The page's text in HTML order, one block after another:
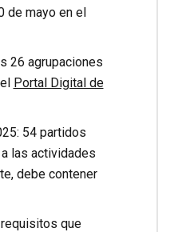
de mayo en el
26 agrupaciones
Portal Digital de
54 partidos
las actividades
debe contener
que